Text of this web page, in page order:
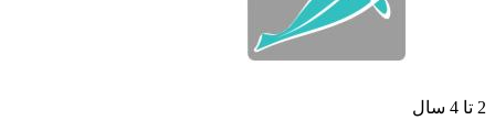
2 تا 4 سال